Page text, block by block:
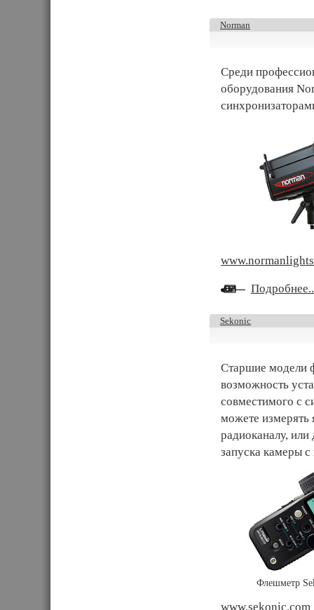
Norman
Среди
оборудования
Sekonic
Старшие модели
возможность
совместимого с
можете измерять
радиоканалу,
запуска камеры
Флешметр
www.sekonic.com